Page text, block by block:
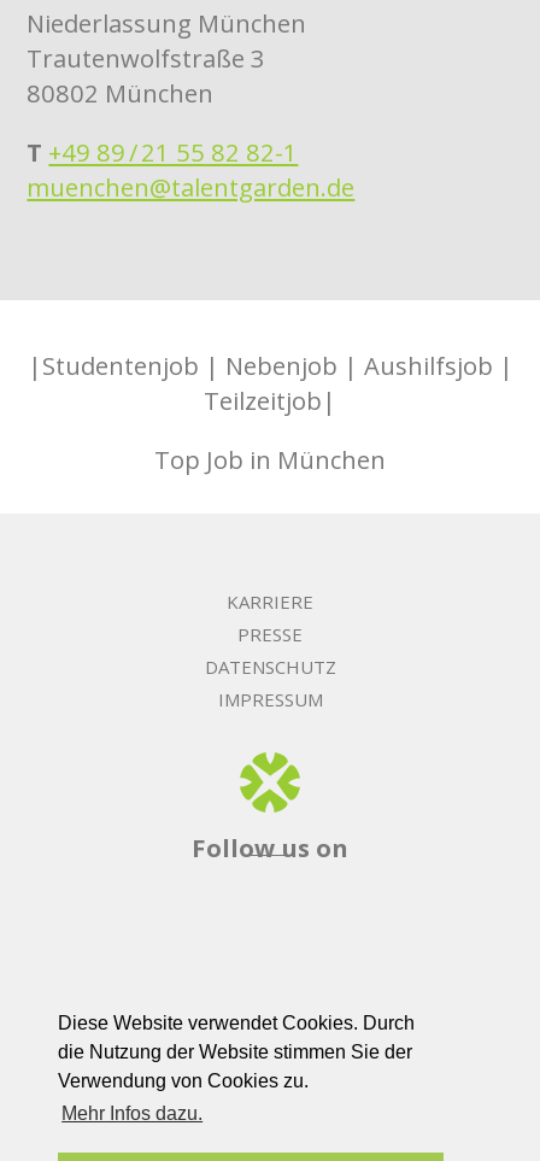
Diese Website verwendet Cookies. Durch
die Nutzung der Website stimmen Sie der
Verwendung von Cookies zu.
Mehr Infos dazu.
Niederlassung München
Trautenwolfstraße 3
80802 München
T +49 89 / 21 55 82 82-1
muenchen@talentgarden.de
|Studentenjob | Nebenjob | Aushilfsjob |
Teilzeitjob|
Top Job in München
Follow us on
KARRIERE
PRESSE
DATENSCHUTZ
IMPRESSUM